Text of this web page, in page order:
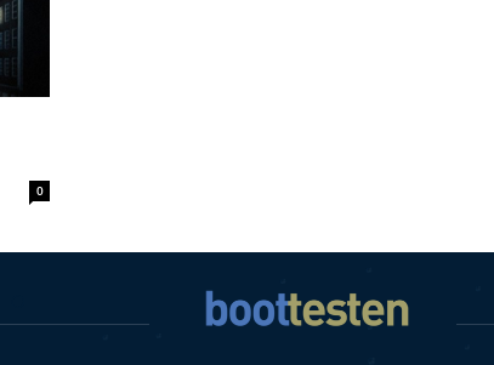
0